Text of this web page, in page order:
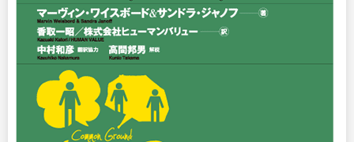
採用について
プラクティショナー養成
リサーチ
イベント・セミナー
出版
その他